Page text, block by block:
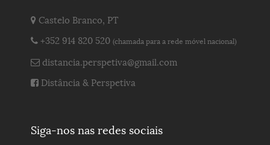
Castelo Branco, PT
+352 914 820 520 (chamada para a rede móvel nacional)
distancia.perspetiva@gmail.com
Distância & Perspetiva
Siga-nos nas redes sociais